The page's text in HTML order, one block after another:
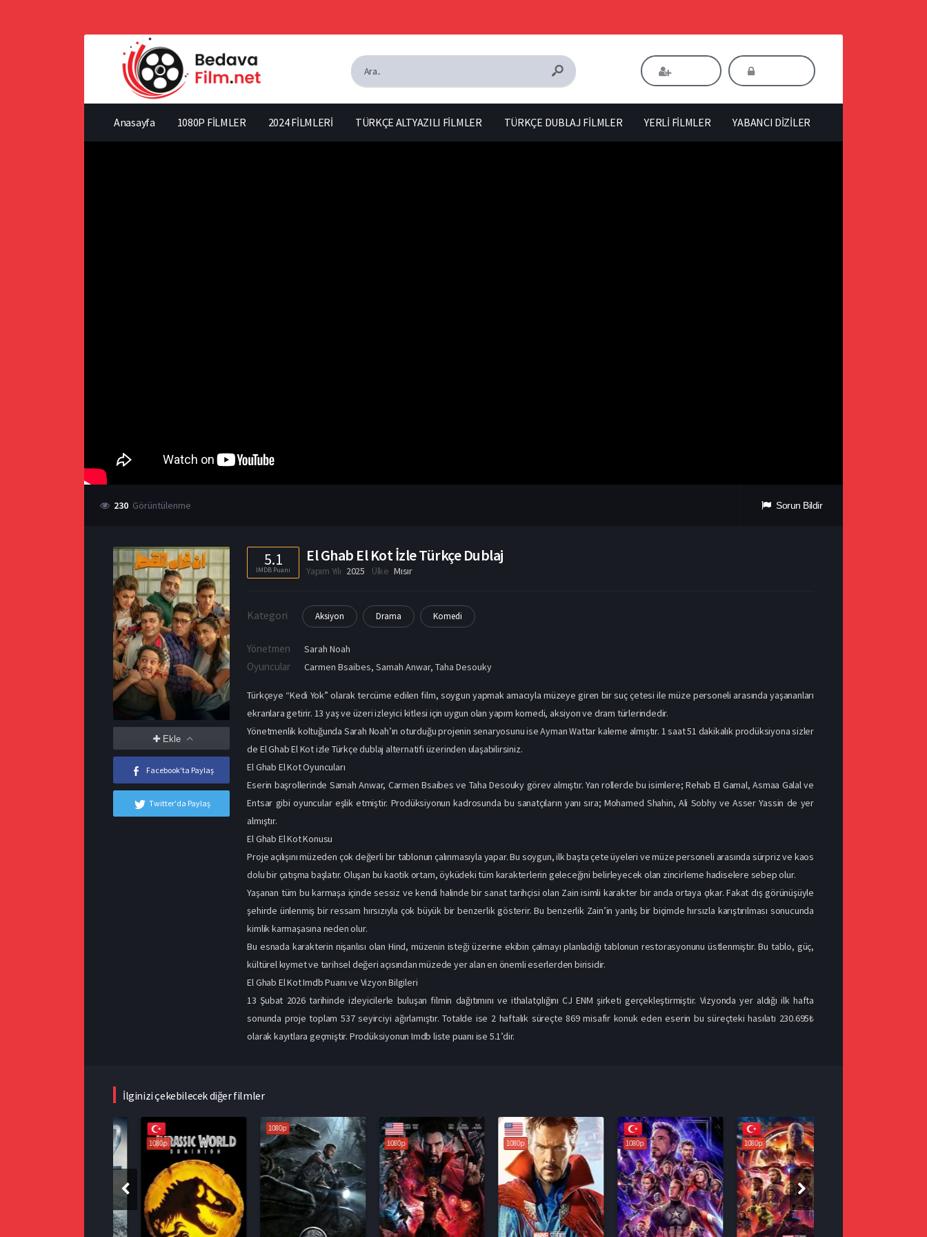
Anasayfa 1080P FİLMLER 2024 FİLMLERİ TÜRKÇE ALTYAZILI FİLMLER TÜRKÇE DUBLAJ FİLMLER YERLİ FİLMLER YABANCI DİZİLER
230 Görüntülenme Sorun Bildir
Ekle
Facebook'ta Paylaş
Twitter'da Paylaş
5.1
IMDB Puanı
El Ghab El Kot İzle Türkçe Dublaj
Yapım Yılı 2025 Ülke Mısır
Kategori Aksiyon Drama Komedi
Yönetmen Sarah Noah
Oyuncular Carmen Bsaibes,Samah Anwar,Taha Desouky
Türkçeye “Kedi Yok” olarak tercüme edilen film, soygun yapmak amacıyla müzeye giren bir suç çetesi ile müze personeli arasında yaşananları
ekranlara getirir. 13 yaş ve üzeri izleyici kitlesi için uygun olan yapım komedi, aksiyon ve dram türlerindedir.
Yönetmenlik koltuğunda Sarah Noah’ın oturduğu projenin senaryosunu ise Ayman Wattar kaleme almıştır. 1 saat 51 dakikalık prodüksiyona sizler
de El Ghab El Kot izle Türkçe dublaj alternatifi üzerinden ulaşabilirsiniz.
El Ghab El Kot Oyuncuları
Eserin başrollerinde Samah Anwar, Carmen Bsaibes ve Taha Desouky görev almıştır. Yan rollerde bu isimlere; Rehab El Gamal, Asmaa Galal ve
Entsar gibi oyuncular eşlik etmiştir. Prodüksiyonun kadrosunda bu sanatçıların yanı sıra; Mohamed Shahin, Ali Sobhy ve Asser Yassin de yer
almıştır.
El Ghab El Kot Konusu
Proje açılışını müzeden çok değerli bir tablonun çalınmasıyla yapar. Bu soygun, ilk başta çete üyeleri ve müze personeli arasında sürpriz ve kaos
dolu bir çatışma başlatır. Oluşan bu kaotik ortam, öyküdeki tüm karakterlerin geleceğini belirleyecek olan zincirleme hadiselere sebep olur.
Yaşanan tüm bu karmaşa içinde sessiz ve kendi halinde bir sanat tarihçisi olan Zain isimli karakter bir anda ortaya çıkar. Fakat dış görünüşüyle
şehirde ünlenmiş bir ressam hırsızıyla çok büyük bir benzerlik gösterir. Bu benzerlik Zain’in yanlış bir biçimde hırsızla karıştırılması sonucunda
kimlik karmaşasına neden olur.
Bu esnada karakterin nişanlısı olan Hind, müzenin isteği üzerine ekibin çalmayı planladığı tablonun restorasyonunu üstlenmiştir. Bu tablo, güç,
kültürel kıymet ve tarihsel değeri açısından müzede yer alan en önemli eserlerden birisidir.
El Ghab El Kot Imdb Puanı ve Vizyon Bilgileri
13 Şubat 2026 tarihinde izleyicilerle buluşan filmin dağıtımını ve ithalatçılığını CJ ENM şirketi gerçekleştirmiştir. Vizyonda yer aldığı ilk hafta
sonunda proje toplam 537 seyirciyi ağırlamıştır. Totalde ise 2 haftalık süreçte 869 misafir konuk eden eserin bu süreçteki hasılatı 230.695₺
olarak kayıtlara geçmiştir. Prodüksiyonun Imdb liste puanı ise 5.1’dir.
İlginizi çekebilecek diğer filmler
1080p 1080p 1080p 1080p 1080p